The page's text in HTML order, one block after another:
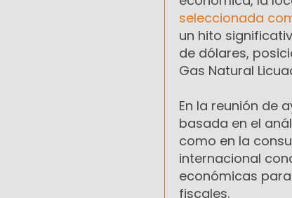
seleccionada
un hito
de dólares,
Gas Natural
En la reunión de
basada en el
como en la
internacional
económicas
fiscales.